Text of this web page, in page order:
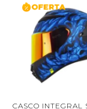
SHAFT 584